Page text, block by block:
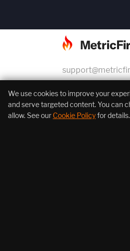
+1 (855) 206-
We use cookies to improve your
and serve targeted content. You can
allow. See our Cookie Policyfor details.